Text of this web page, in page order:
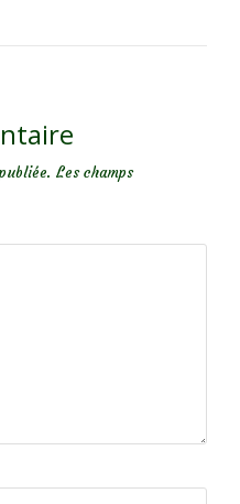
Les champs